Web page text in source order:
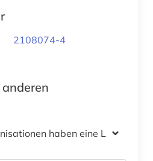
2108074-4
haben eine Lizenz